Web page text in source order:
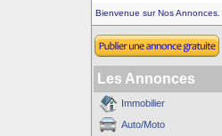
Bienvenue sur Nos Annonces.
Les Annonces
Immobilier
Auto/Moto